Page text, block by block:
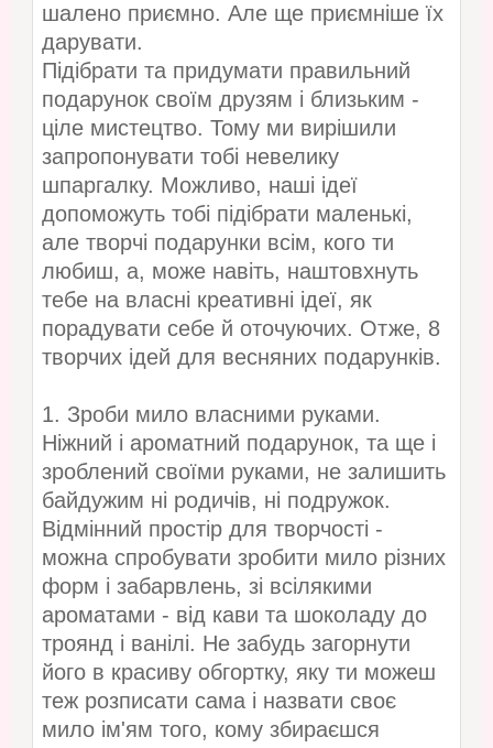
шалено приємно. Але ще приємніше їх
дарувати.
Підібрати та придумати правильний
подарунок своїм друзям і близьким -
ціле мистецтво. Тому ми вирішили
запропонувати тобі невелику
шпаргалку. Можливо, наші ідеї
допоможуть тобі підібрати маленькі,
але творчі подарунки всім, кого ти
любиш, а, може навіть, наштовхнуть
тебе на власні креативні ідеї, як
порадувати себе й оточуючих. Отже, 8
творчих ідей для весняних подарунків.
1. Зроби мило власними руками.
Ніжний і ароматний подарунок, та ще і
зроблений своїми руками, не залишить
байдужим ні родичів, ні подружок.
Відмінний простір для творчості -
можна спробувати зробити мило різних
форм і забарвлень, зі всілякими
ароматами - від кави та шоколаду до
троянд і ванілі. Не забудь загорнути
його в красиву обгортку, яку ти можеш
теж розписати сама і назвати своє
мило ім'ям того, кому збираєшся